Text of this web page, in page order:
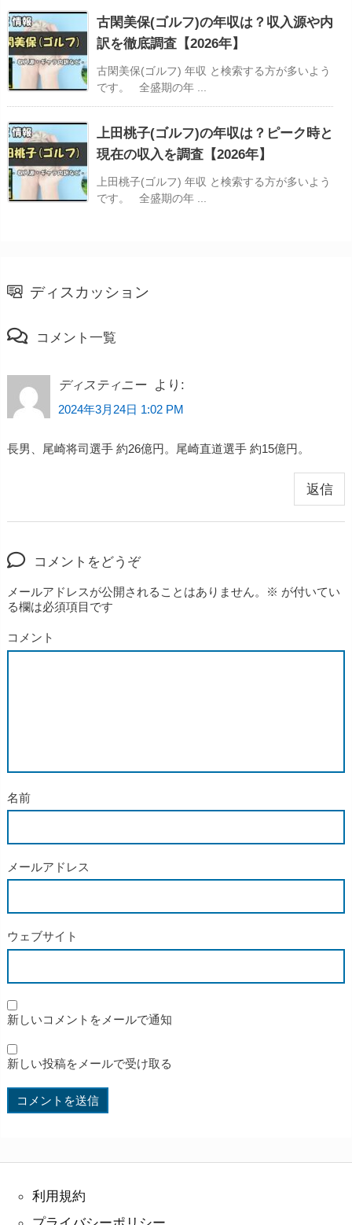
古閑美保(ゴルフ)の年収は？収入源や内
訳を徹底調査【2026年】
古閑美保(ゴルフ) 年収 と検索する方が多いよう
です。 全盛期の年 ...
上田桃子(ゴルフ)の年収は？ピーク時と
現在の収入を調査【2026年】
上田桃子(ゴルフ) 年収 と検索する方が多いよう
です。 全盛期の年 ...
ディスカッション
コメント一覧
ディスティニー より:
2024年3月24日 1:02 PM
長男、尾崎将司選手 約26億円。尾崎直道選手 約15億円。
返信
コメントをどうぞ
メールアドレスが公開されることはありません。 ※ が付いてい
る欄は必須項目です
コメント
名前
メールアドレス
ウェブサイト
新しいコメントをメールで通知
新しい投稿をメールで受け取る
利用規約